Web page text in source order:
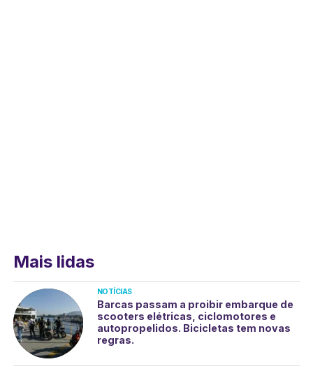
Mais lidas
NOTÍCIAS
Barcas passam a proibir embarque de
scooters elétricas, ciclomotores e
autopropelidos. Bicicletas tem novas
regras.